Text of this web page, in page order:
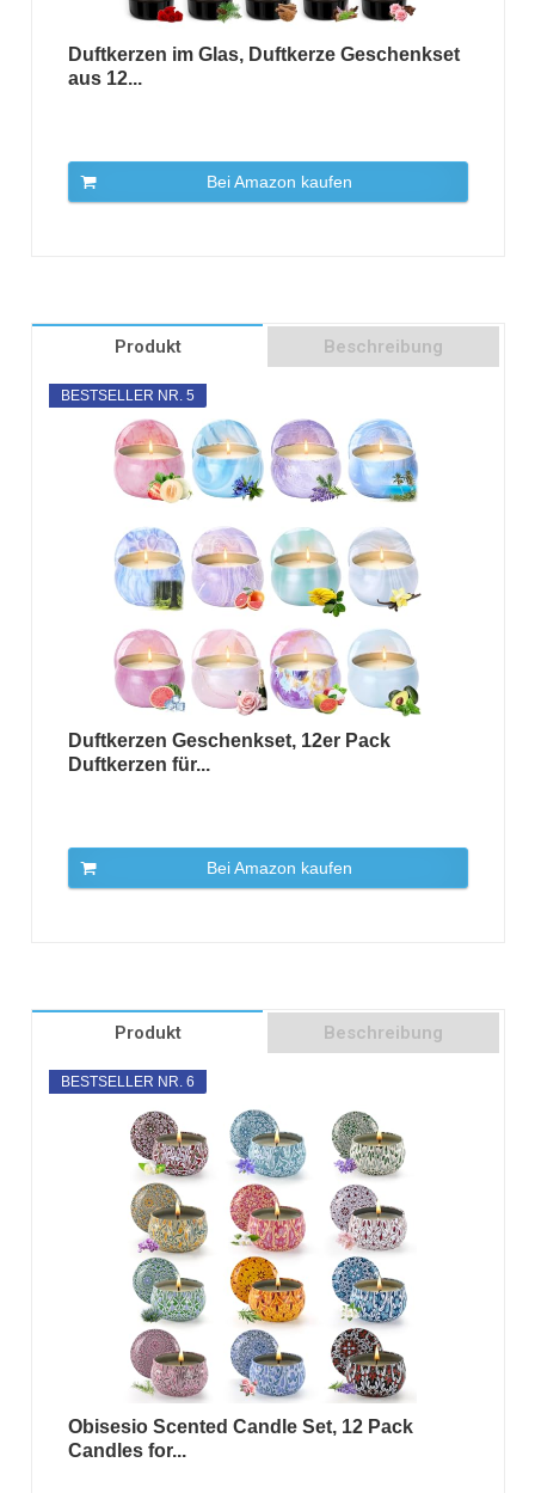
Duftkerzen im Glas, Duftkerze Geschenkset
aus 12...
Bei Amazon kaufen
Produkt Beschreibung
BESTSELLER NR. 5
Duftkerzen Geschenkset, 12er Pack
Duftkerzen für...
Bei Amazon kaufen
Produkt Beschreibung
BESTSELLER NR. 6
Obisesio Scented Candle Set, 12 Pack
Candles for...